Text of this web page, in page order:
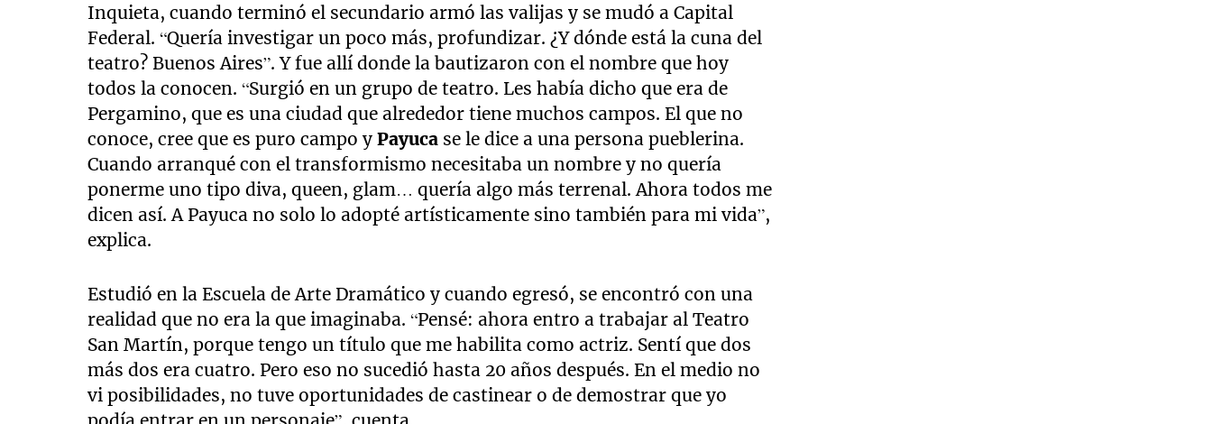
Inquieta, cuando terminó el secundario armó las valijas y se mudó a Capital
Federal. “Quería investigar un poco más, profundizar. ¿Y dónde está la cuna del
teatro? Buenos Aires”. Y fue allí donde la bautizaron con el nombre que hoy
todos la conocen. “Surgió en un grupo de teatro. Les había dicho que era de
Pergamino, que es una ciudad que alrededor tiene muchos campos. El que no
conoce, cree que es puro campo yPayuca se le dice a una persona pueblerina.
Cuando arranqué con el transformismo necesitaba un nombre y no quería
ponerme uno tipo diva, queen, glam… quería algo más terrenal. Ahora todos me
dicen así. A Payuca no solo lo adopté artísticamente sino también para mi vida”,
explica.
Estudió en la Escuela de Arte Dramático y cuando egresó, se encontró con una
realidad que no era la que imaginaba. “Pensé: ahora entro a trabajar al Teatro
San Martín, porque tengo un título que me habilita como actriz. Sentí que dos
más dos era cuatro. Pero eso no sucedió hasta 20 años después. En el medio no
vi posibilidades, no tuve oportunidades de castinear o de demostrar que yo